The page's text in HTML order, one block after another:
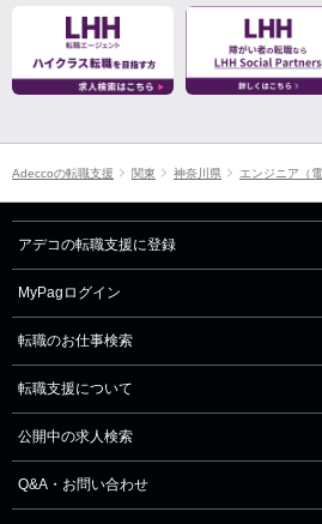
Adeccoの転職支援 関東 神奈川県 エンジニア（
アデコの転職支援に登録
MyPagログイン
転職のお仕事検索
転職支援について
公開中の求人検索
Q&A・お問い合わせ